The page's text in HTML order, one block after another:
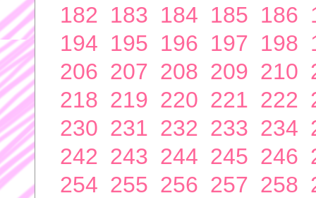
182 183 184 185 186
194 195 196 197 198
206 207 208 209 210
218 219 220 221 222
230 231 232 233 234
242 243 244 245 246
254 255 256 257 258